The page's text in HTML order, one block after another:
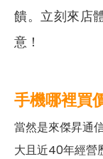
饋。立刻來店
意！
手機哪裡買
當然是來傑昇通
大且近40年經營